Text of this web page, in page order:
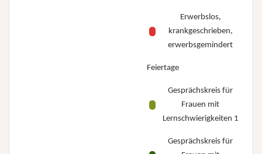
Erwerbslos,
krankgeschrieben,
erwerbsgemindert
Feiertage
Gesprächskreis für
Frauen mit
Lernschwierigkeiten 1
Gesprächskreis für